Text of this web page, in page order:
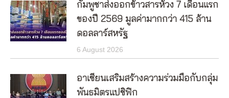
กัมพูชาส่งออกข้าวสารห้วง 7 เดือนแรก
ของปี 2569 มูลค่ามากกว่า 415 ล้าน
ดอลลาร์สหรัฐ
6 August 2026
อาเซียนเสริมสร้างความร่วมมือกับกลุ่ม
พันธมิตรแปซิฟิก